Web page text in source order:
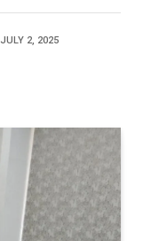
JULY 2, 2025